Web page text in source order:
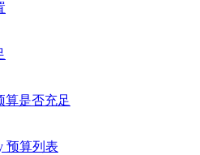
算是否充足
预算列表